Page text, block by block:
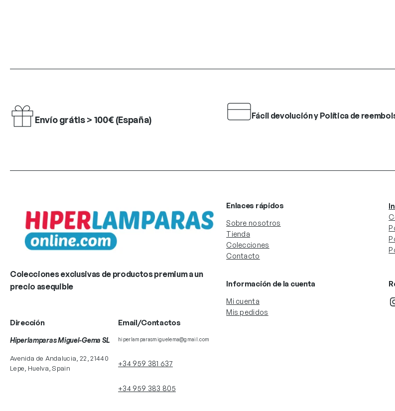
Envío grátis > 100€ (España) Fácil devolución y Política de
Colecciones exclusivas de productos premium a un
precio asequible
Dirección
Hiperlamparas Miguel-Gema SL
Avenida de Andalucia, 22, 21440
Lepe, Huelva, Spain
Email/Contactos
hiperlamparasmiguelema@gmail.com
+34 959 381 637
+34 959 383 805
Enlaces rápidos
Sobre nosotros
Tienda
Colecciones
Contacto
Información de la cuenta
Mi cuenta
Mis pedidos